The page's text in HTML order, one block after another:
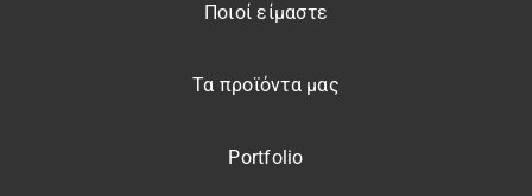
Ποιοί είμαστε
Τα προϊόντα μας
Portfolio